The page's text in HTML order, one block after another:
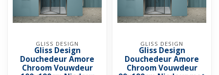
GLISS DESIGN
Gliss Design
Douchedeur Amore
Chroom Vouwdeur
GLISS DESIGN
Gliss Design
Douchedeur Amore
Chroom Vouwdeur